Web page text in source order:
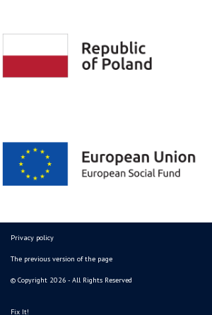
Privacy policy
The previous version of the page
© Copyright 2026 - All Rights Reserved
Fix It!